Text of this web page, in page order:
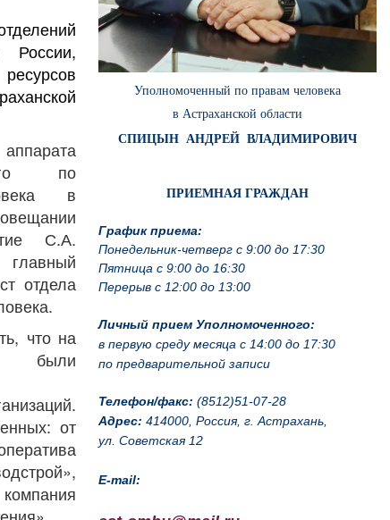
Уполномоченный по правам человека
в Астраханской области
СПИЦЫН АНДРЕЙ ВЛАДИМИРОВИЧ
ПРИЕМНАЯ ГРАЖДАН
График приема:
Понедельник-четверг с 9:00 до 17:30
Пятница с 9:00 до 16:30
Перерыв с 12:00 до 13:00
Личный прием Уполномоченного:
в первую среду месяца с 14:00 до 17:30
по предварительной записи
Телефон/факс: (8512)51-07-28
Адрес: 414000, Россия, г. Астрахань,
ул. Советская 12
E-mail:
России,
по
в
С.А.
отдела
что на
были
от